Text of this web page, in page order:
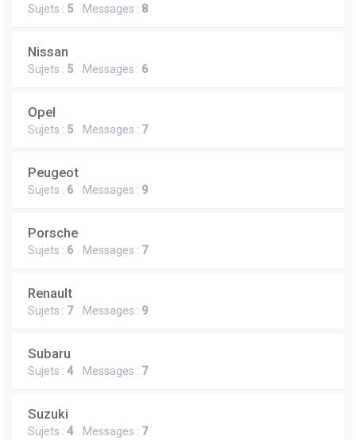
Sujets : 5 Messages : 8
Nissan
Sujets : 5 Messages : 6
Opel
Sujets : 5 Messages : 7
Peugeot
Sujets : 6 Messages : 9
Porsche
Sujets : 6 Messages : 7
Renault
Sujets : 7Messages : 9
Subaru
Sujets : 4Messages : 7
Suzuki
Sujets : 4Messages : 7